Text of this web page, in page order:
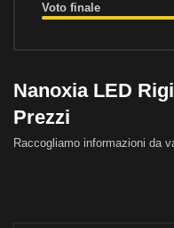
Voto finale
Nanoxia LED
Prezzi
Raccogliamo informazioni da